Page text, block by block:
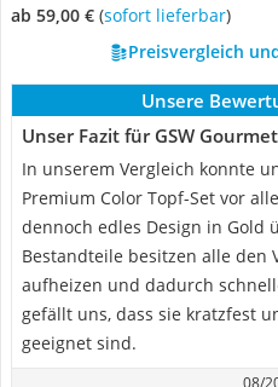
ab 59,00 € ( Sofort lieferbar)
Preisvergleich
Unsere
Unser Fazit für GSW
In unserem Vergleich konnte
Premium Color Topf-Set vor
dennoch edles Design in Gold
Bestandteile besitzen alle den
aufheizen und dadurch
gefällt uns, dass sie kratzfest
geeignet sind.
08/